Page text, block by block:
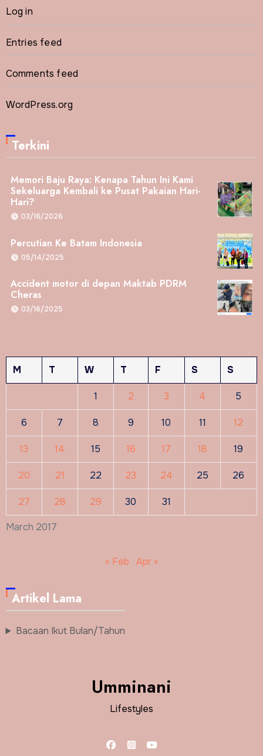
Log in
Entries feed
Comments feed
WordPress.org
Terkini
Memori Baju Raya: Kenapa Tahun Ini Kami
Sekeluarga Kembali ke Pusat Pakaian Hari-
Hari?
03/16/2026
Percutian Ke Batam Indonesia
05/14/2025
Accident motor di depan Maktab PDRM
Cheras
03/16/2025
March 2017
M T W T F S S
1 2 3 4 5
6 7 8 9 10 11 12
13 14 15 16 17 18 19
20 21 22 23 24 25 26
27 28 29 30 31
« Feb Apr »
Artikel Lama
Bacaan Ikut Bulan/Tahun
Umminani
Lifestyles